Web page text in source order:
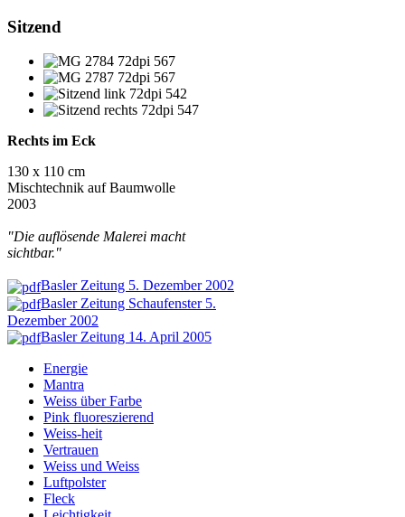
Sitzend
Rechts im Eck
130 x 110 cm
Mischtechnik auf Baumwolle
2003
"Die auflösende Malerei macht
sichtbar."
Basler Zeitung 5. Dezember 2002
Basler Zeitung Schaufenster 5.
Dezember 2002
Basler Zeitung 14. April 2005
Energie
Mantra
Weiss über Farbe
Pink fluoreszierend
Weiss-heit
Vertrauen
Weiss und Weiss
Luftpolster
Fleck